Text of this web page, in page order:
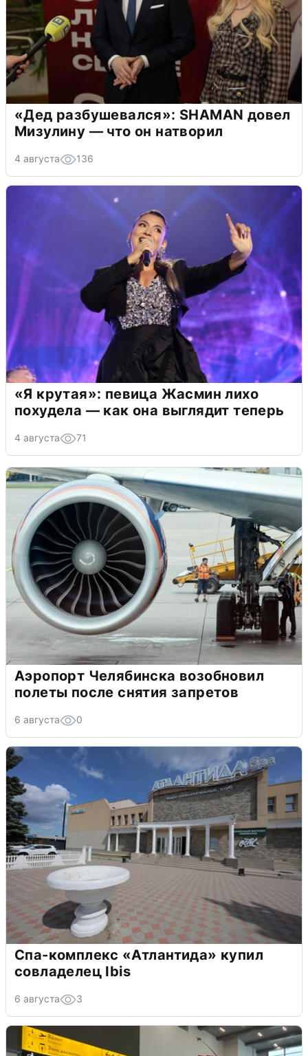
«Дед разбушевался»: SHAMAN довел
Мизулину — что он натворил
4 августа 136
«Я крутая»: певица Жасмин лихо
похудела — как она выглядит теперь
4 августа 71
Аэропорт Челябинска возобновил
полеты после снятия запретов
6 августа 0
Спа-комплекс «Атлантида» купил
совладелец Ibis
6 августа 3